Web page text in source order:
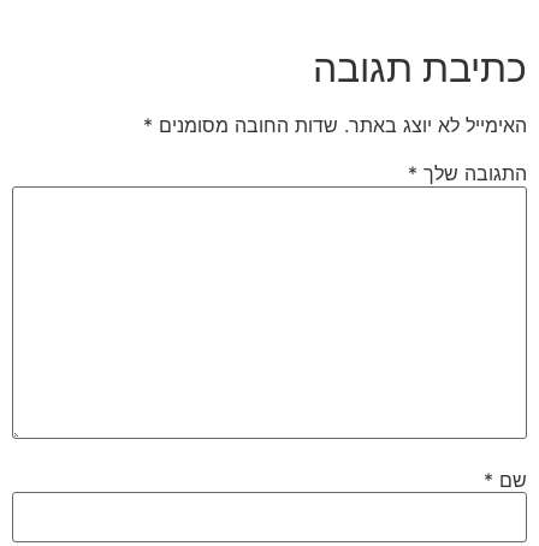
כתיבת תגובה
האימייל לא יוצג באתר. שדות החובה מסומנים *
התגובה שלך *
שם *